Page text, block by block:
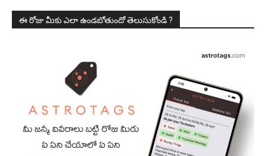
ఈ రోజు మీకు ఎలా ఉండబోతుందో తెలుసుకోండి ?